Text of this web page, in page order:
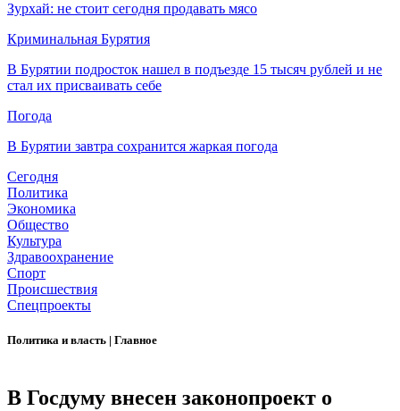
Зурхай: не стоит сегодня продавать мясо
Криминальная Бурятия
В Бурятии подросток нашел в подъезде 15 тысяч рублей и не
стал их присваивать себе
Погода
В Бурятии завтра сохранится жаркая погода
Сегодня
Политика
Экономика
Общество
Культура
Здравоохранение
Спорт
Происшествия
Спецпроекты
Политика и власть | Главное
В Госдуму внесен законопроект о